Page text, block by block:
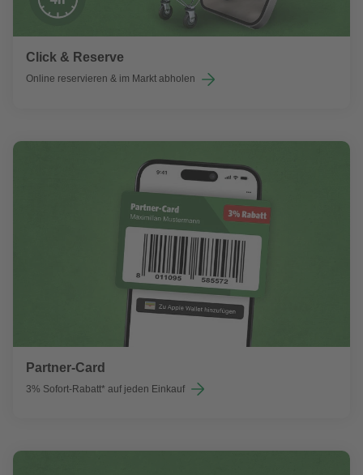
Click & Reserve
Online reservieren & im Markt abholen
Partner-Card
3% Sofort-Rabatt* auf jeden Einkauf